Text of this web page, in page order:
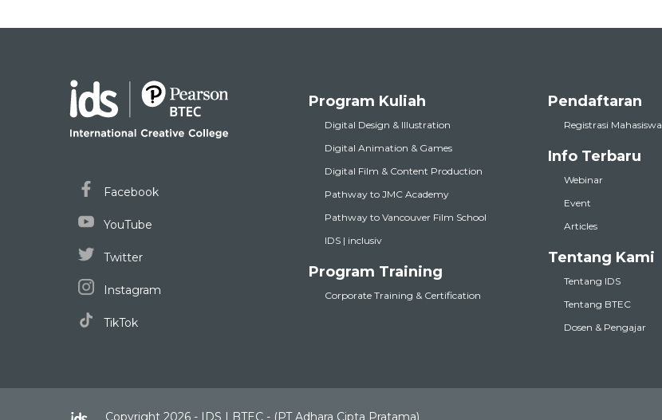
Facebook
YouTube
Twitter
Instagram
TikTok
Program Kuliah
Digital Design & Illustration
Digital Animation & Games
Digital Film & Content Production
Pathway to JMC Academy
Pathway to Vancouver Film School
IDS | inclusiv
Program Training
Corporate Training & Certification
Pendaftaran
Registrasi Mahasiswa
Info Terbaru
Webinar
Event
Articles
Tentang Kami
Tentang IDS
Tentang BTEC
Dosen & Pengajar
Copyright 2026 - IDS | BTEC - (PT Adhara Cipta Pratama)